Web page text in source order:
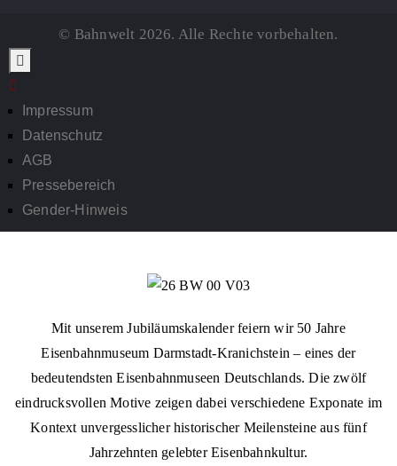
© Bahnwelt 2026. Alle Rechte vorbehalten.
Impressum
Datenschutz
AGB
Pressebereich
Gender-Hinweis
Mit unserem Jubiläumskalender feiern wir 50 Jahre
Eisenbahnmuseum Darmstadt-Kranichstein – eines der
bedeutendsten Eisenbahnmuseen Deutschlands. Die zwölf
eindrucksvollen Motive zeigen dabei verschiedene Exponate im
Kontext unvergesslicher historischer Meilensteine aus fünf
Jahrzehnten gelebter Eisenbahnkultur.